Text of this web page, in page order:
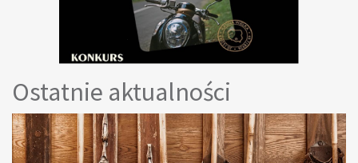
Ostatnie aktualności